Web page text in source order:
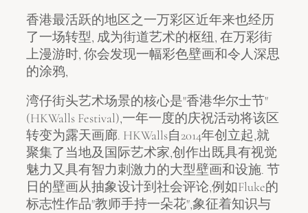
香港最活跃的地区之一万彩区近年来也经历
了一场转型, 成为街道艺术的枢纽, 在万彩街
上漫游时, 你会发现一幅彩色壁画和令人深思
的涂鸦,
湾仔街头艺术场景的核心是"香港华尔士节"
(HKWalls Festival),一年一度的庆祝活动将该区
转变为露天画廊. HKWalls自2014年创立起,就
聚集了当地及国际艺术家,创作出既具有视觉
魅力又具有智力刺激力的大型壁画和设施. 节
日的壁画从抽象设计到社会评论,例如Fluke的
标志性作品"教师手持一朵花",象征着知识与